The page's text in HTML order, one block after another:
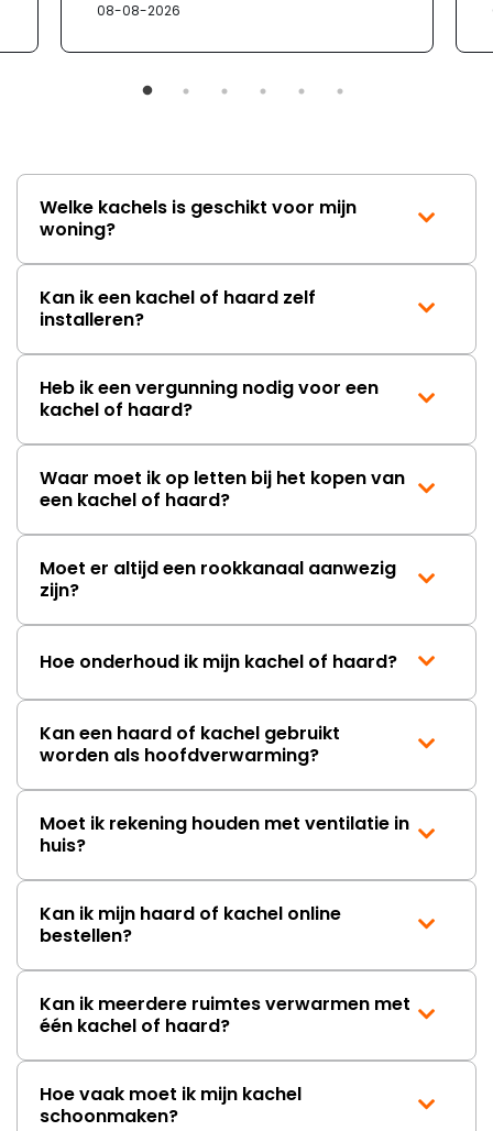
08-08-2026
Welke kachels is geschikt voor mijn
woning?
Kan ik een kachel of haard zelf
installeren?
Heb ik een vergunning nodig voor een
kachel of haard?
Waar moet ik op letten bij het kopen van
een kachel of haard?
Moet er altijd een rookkanaal aanwezig
zijn?
Hoe onderhoud ik mijn kachel of haard?
Kan een haard of kachel gebruikt
worden als hoofdverwarming?
Moet ik rekening houden met ventilatie in
huis?
Kan ik mijn haard of kachel online
bestellen?
Kan ik meerdere ruimtes verwarmen met
één kachel of haard?
Hoe vaak moet ik mijn kachel
schoonmaken?